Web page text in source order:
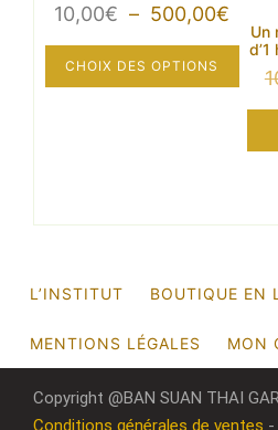
10,00€ – 500,00€
de
prix :
CHOIX DES OPTIONS
être
choisies
la
du
produit
Un
L’INSTITUT BOUTIQUE EN
MENTIONS LÉGALES MON
Copyright @BAN SUAN THAI
Conditions générales de ventes -